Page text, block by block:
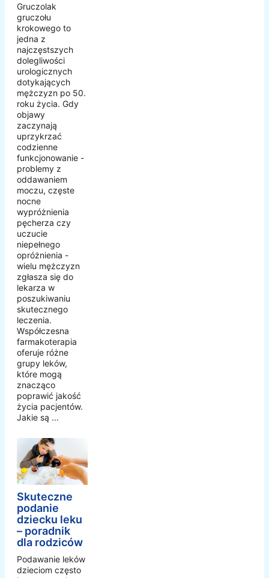
Gruczolak
gruczołu
krokowego to
jedna z
najczęstszych
dolegliwości
urologicznych
dotykających
mężczyzn po 50.
roku życia. Gdy
objawy
zaczynają
uprzykrzać
codzienne
funkcjonowanie -
problemy z
oddawaniem
moczu, częste
nocne
wypróżnienia
pęcherza czy
uczucie
niepełnego
opróżnienia -
wielu mężczyzn
zgłasza się do
lekarza w
poszukiwaniu
skutecznego
leczenia.
Współczesna
farmakoterapia
oferuje różne
grupy leków,
które mogą
znacząco
poprawić jakość
życia pacjentów.
Jakie są ...
Skuteczne
podanie
dziecku leku
– poradnik
dla rodziców
Podawanie leków
dzieciom często